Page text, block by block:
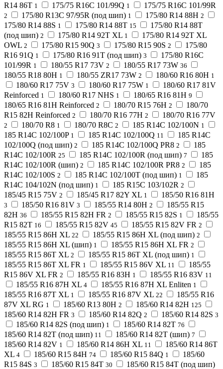
R14 86T 1 175/75 R16C 101/99Q 1 175/75 R16C 101/99R
2 175/80 R13C 97/95R (под шип) 1 175/80 R14 88H 2
175/80 R14 88S 1 175/80 R14 88T 15
175/80 R14 88T
(под шип) 2 175/80 R14 92T XL 1
175/80 R14 92T XL
OWL 2 175/80 R15 90Q 3 175/80 R15 90S 2
175/80
R16 91Q 1 175/80 R16 91T (под шип) 3
175/80 R16C
101/99R 1 180/55 R17 73V 2 180/55 R17 73W 36
180/55 R18 80H 1 180/55 ZR17 73W 2 180/60 R16 80H 1
180/60 R17 75V 3 180/60 R17 75W 1
180/60 R17 81V
Reinforced 1 180/60 R17 NHS 1 180/65 R16 81H 9
180/65 R16 81H Reinforced 2 180/70 R15 76H 2
180/70
R15 82H Reinforced 2 180/70 R16 77H 2 180/70 R16 77V
2 180/70 R8 1 180/70 R8C 2 185 R14C 102/100N 1
185 R14C 102/100P 1 185 R14C 102/100Q 11
185 R14C
102/100Q (под шип) 2 185 R14C 102/100Q PR8 2
185
R14C 102/100R 25 185 R14C 102/100R (под шип) 7
185
R14C 102/100R (шип) 2 185 R14C 102/100R PR8 2
185
R14C 102/100S 2 185 R14C 102/100T (под шип) 1
185
R14C 104/102N (под шип) 1 185 R15C 103/102R 2
185/45 R15 75V 2 185/45 R17 82Y XL 1 185/50 R16 81H
3 185/50 R16 81V 3 185/55 R14 80H 2
185/55 R15
82H 36 185/55 R15 82H FR 2 185/55 R15 82S 1
185/55
R15 82T 16 185/55 R15 82V 45 185/55 R15 82V FR 2
185/55 R15 86H XL 22 185/55 R15 86H XL (под шип) 2
185/55 R15 86H XL (шип) 1 185/55 R15 86H XL FR 2
185/55 R15 86T XL 2 185/55 R15 86T XL (под шип) 1
185/55 R15 86T XL FR 1 185/55 R15 86V XL 11
185/55
R15 86V XL FR 2 185/55 R16 83H 1 185/55 R16 83V 11
185/55 R16 87H XL 4 185/55 R16 87H XL Enliten 1
185/55 R16 87T XL 1 185/55 R16 87V XL 22
185/55 R16
87V XL RG 1 185/60 R13 80H 2 185/60 R14 82H 125
185/60 R14 82H FR 3 185/60 R14 82Q 2 185/60 R14 82S 3
185/60 R14 82S (под шип) 1 185/60 R14 82T 76
185/60 R14 82T (под шип) 11 185/60 R14 82T (шип) 7
185/60 R14 82V 1 185/60 R14 86H XL 11
185/60 R14 86T
XL 4 185/60 R15 84H 74 185/60 R15 84Q 1
185/60
R15 84S 3 185/60 R15 84T 30 185/60 R15 84T (под шип)